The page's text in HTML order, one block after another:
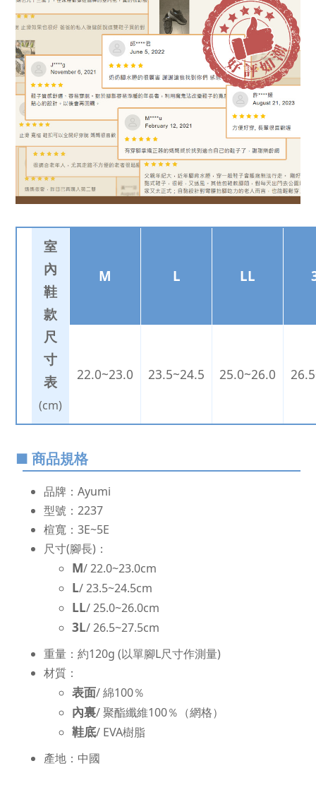
室
內
鞋
款
尺
寸
表
(cm)
M L LL
22.0~23.0 23.5~24.5 25.0~26.0
■ 商品規格
品牌：Ayumi
型號：2237
楦寬：3E~5E
尺寸(腳長)：
M/ 22.0~23.0cm
L/ 23.5~24.5cm
LL/ 25.0~26.0cm
3L/ 26.5~27.5cm
重量：約120g (以單腳L尺寸作測量)
材質：
表面/ 綿100％
內裏/ 聚酯纖維100％（網格）
鞋底/ EVA樹脂
產地：中國